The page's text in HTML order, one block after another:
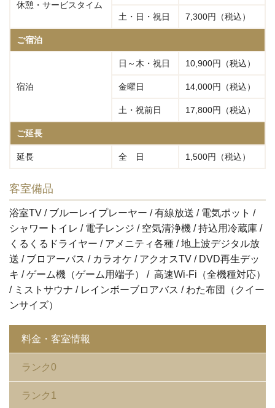
休憩・サービスタイム
土・日・祝日 7,300円（税込）
ご宿泊
宿泊
日～木・祝日 10,900円（税込）
金曜日 14,000円（税込）
土・祝前日 17,800円（税込）
ご延長
延長 全 日 1,500円（税込）
客室備品
浴室TV / ブルーレイプレーヤー / 有線放送 / 電気ポット /
シャワートイレ / 電子レンジ / 空気清浄機 / 持込用冷蔵庫 /
くるくるドライヤー / アメニティ各種 / 地上波デジタル放
送 / ブロアーバス / カラオケ / アクオスTV / DVD再生デッ
キ / ゲーム機（ゲーム用端子） / 高速Wi-Fi（全機種対応）
/ ミストサウナ / レインボーブロアバス / わた布団（クイー
ンサイズ）
料金・客室情報
ランク0
ランク1